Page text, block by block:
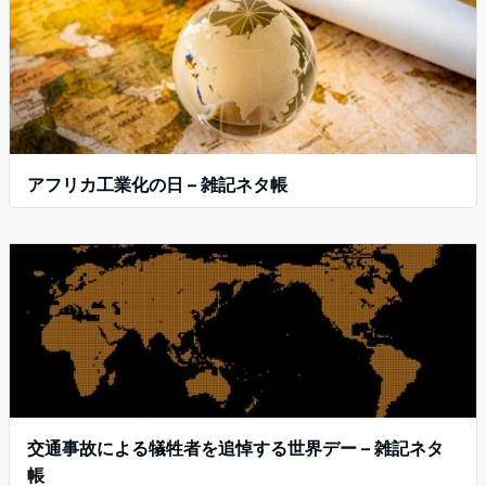
アフリカ工業化の日 – 雑記ネタ帳
交通事故による犠牲者を追悼する世界デー – 雑記ネタ
帳